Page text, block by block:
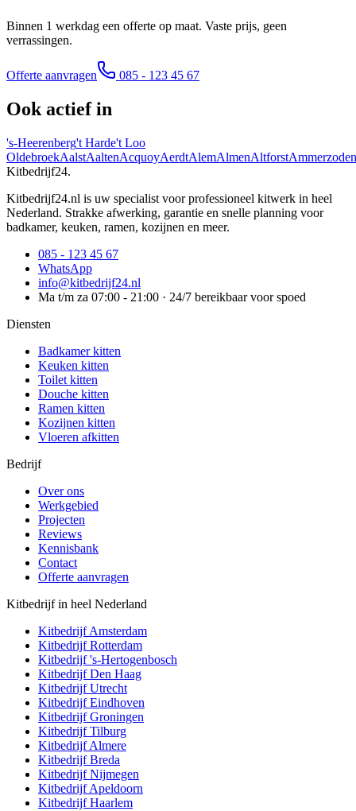
Binnen 1 werkdag een offerte op maat. Vaste prijs, geen
verrassingen.
Offerte aanvragen 085 - 123 45 67
Ook actief in
's-Heerenberg't Harde't Loo
OldebroekAalstAaltenAcquoyAerdtAlemAlmenAltforstAmmerzoden
Kitbedrijf24.
Kitbedrijf24.nl is uw specialist voor professioneel kitwerk in heel
Nederland. Strakke afwerking, garantie en snelle planning voor
badkamer, keuken, ramen, kozijnen en meer.
085 - 123 45 67
WhatsApp
info@kitbedrijf24.nl
Ma t/m za 07:00 - 21:00 · 24/7 bereikbaar voor spoed
Diensten
Badkamer kitten
Keuken kitten
Toilet kitten
Douche kitten
Ramen kitten
Kozijnen kitten
Vloeren afkitten
Bedrijf
Over ons
Werkgebied
Projecten
Reviews
Kennisbank
Contact
Offerte aanvragen
Kitbedrijf in heel Nederland
KitbedrijfAmsterdam
KitbedrijfRotterdam
Kitbedrijf's-Hertogenbosch
KitbedrijfDen Haag
KitbedrijfUtrecht
KitbedrijfEindhoven
KitbedrijfGroningen
KitbedrijfTilburg
KitbedrijfAlmere
KitbedrijfBreda
KitbedrijfNijmegen
KitbedrijfApeldoorn
KitbedrijfHaarlem